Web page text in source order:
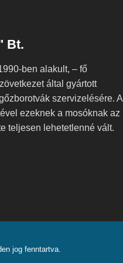
Bt.
ben alakult, – fő
által gyártott
szervizelésére. A
ezeknek a mosóknak az
teljesen lehetetlenné vált.
jog fenntartva.